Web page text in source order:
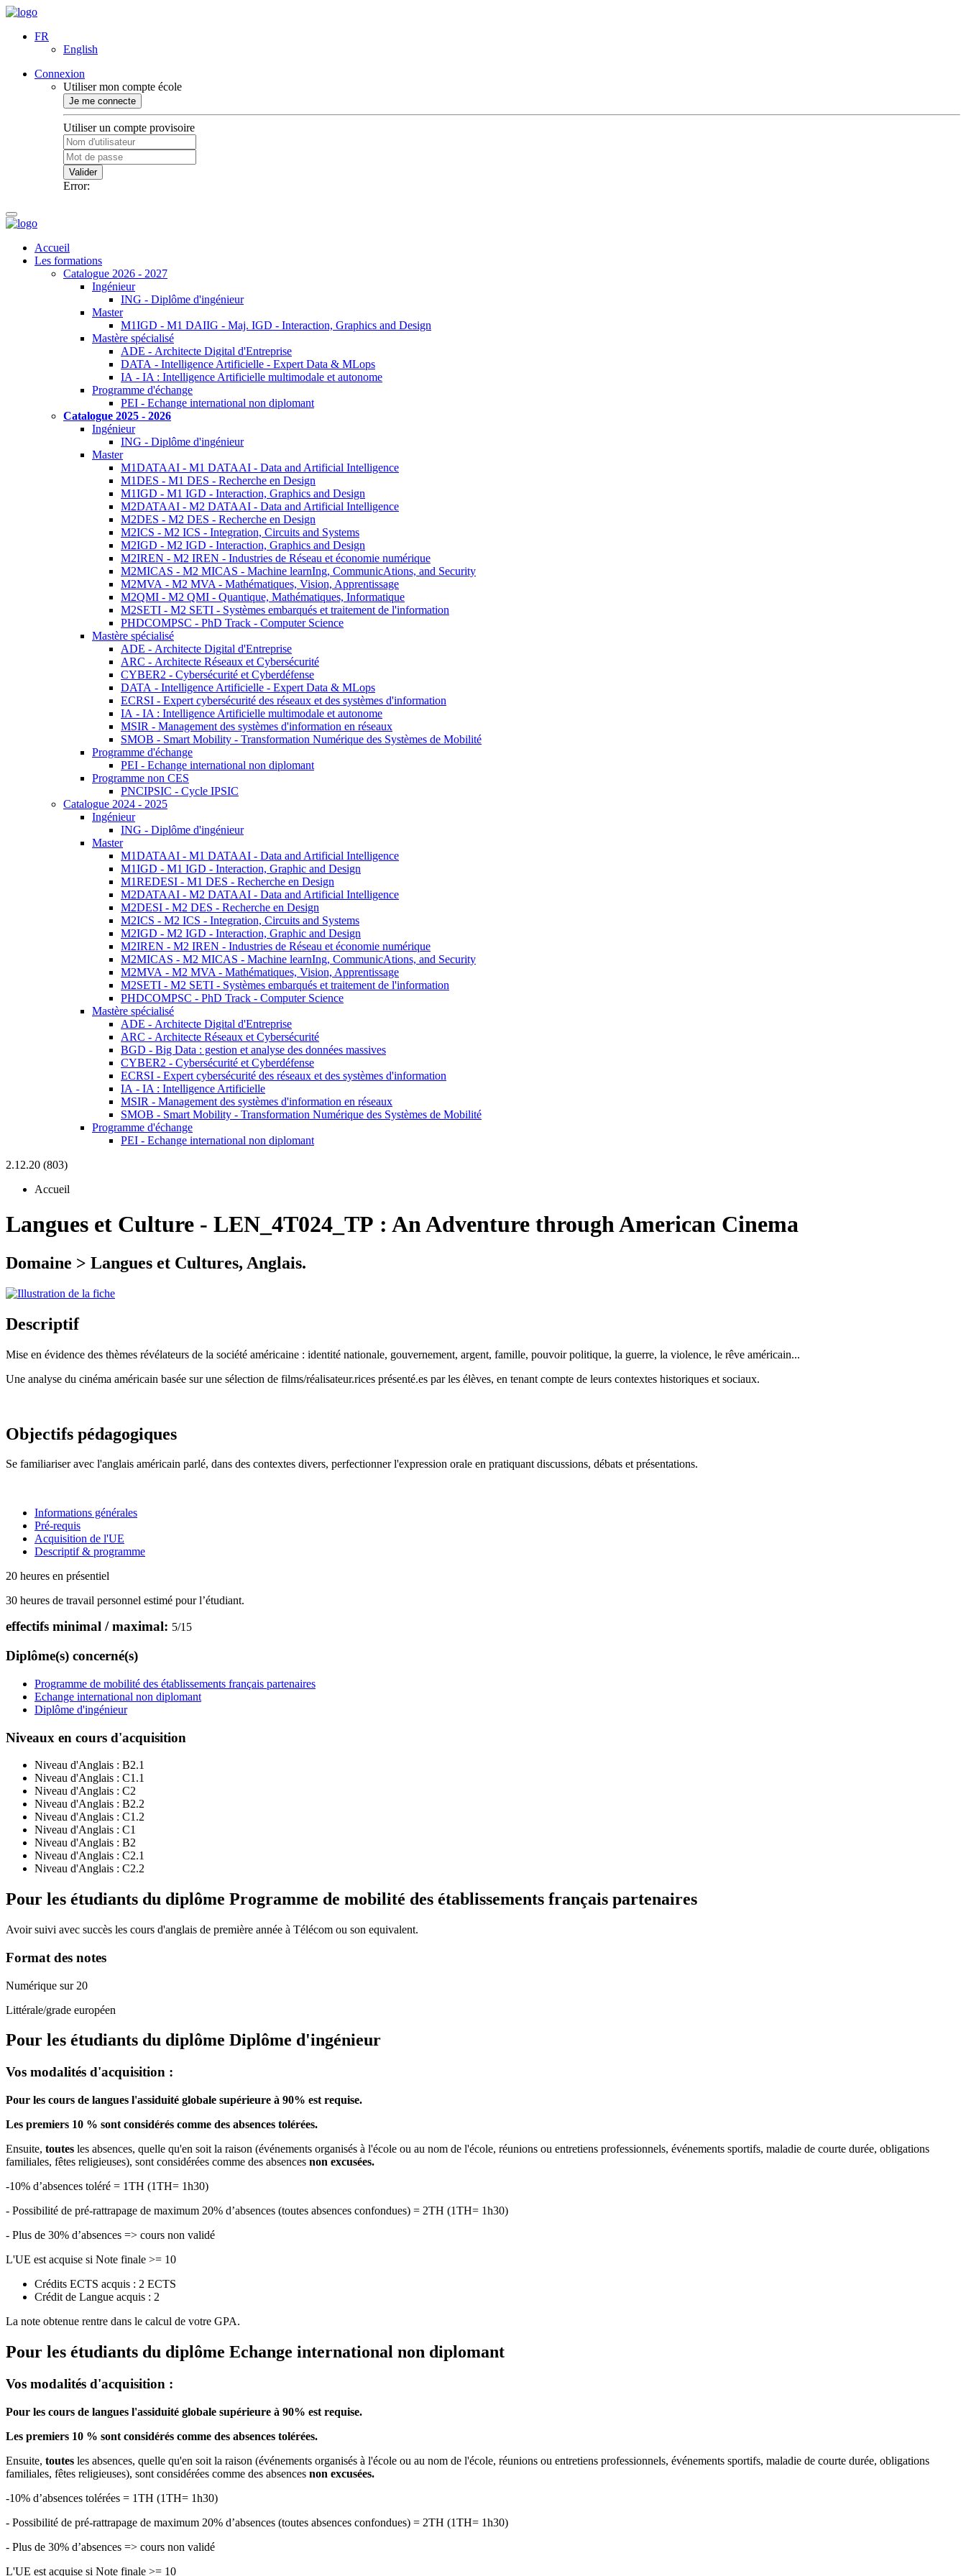
FR
English
Connexion
Utiliser mon compte école
Je me connecte
Utiliser un compte provisoire
Valider
Error:
Accueil
Les formations
Catalogue 2026 - 2027
Ingénieur
ING - Diplôme d'ingénieur
Master
M1IGD - M1 DAIIG - Maj. IGD - Interaction, Graphics and Design
Mastère spécialisé
ADE - Architecte Digital d'Entreprise
DATA - Intelligence Artificielle - Expert Data & MLops
IA - IA : Intelligence Artificielle multimodale et autonome
Programme d'échange
PEI - Echange international non diplomant
Catalogue 2025 - 2026
Ingénieur
ING - Diplôme d'ingénieur
Master
M1DATAAI - M1 DATAAI - Data and Artificial Intelligence
M1DES - M1 DES - Recherche en Design
M1IGD - M1 IGD - Interaction, Graphics and Design
M2DATAAI - M2 DATAAI - Data and Artificial Intelligence
M2DES - M2 DES - Recherche en Design
M2ICS - M2 ICS - Integration, Circuits and Systems
M2IGD - M2 IGD - Interaction, Graphics and Design
M2IREN - M2 IREN - Industries de Réseau et économie numérique
M2MICAS - M2 MICAS - Machine learnIng, CommunicAtions, and Security
M2MVA - M2 MVA - Mathématiques, Vision, Apprentissage
M2QMI - M2 QMI - Quantique, Mathématiques, Informatique
M2SETI - M2 SETI - Systèmes embarqués et traitement de l'information
PHDCOMPSC - PhD Track - Computer Science
Mastère spécialisé
ADE - Architecte Digital d'Entreprise
ARC - Architecte Réseaux et Cybersécurité
CYBER2 - Cybersécurité et Cyberdéfense
DATA - Intelligence Artificielle - Expert Data & MLops
ECRSI - Expert cybersécurité des réseaux et des systèmes d'information
IA - IA : Intelligence Artificielle multimodale et autonome
MSIR - Management des systèmes d'information en réseaux
SMOB - Smart Mobility - Transformation Numérique des Systèmes de Mobilité
Programme d'échange
PEI - Echange international non diplomant
Programme non CES
PNCIPSIC - Cycle IPSIC
Catalogue 2024 - 2025
Ingénieur
ING - Diplôme d'ingénieur
Master
M1DATAAI - M1 DATAAI - Data and Artificial Intelligence
M1IGD - M1 IGD - Interaction, Graphic and Design
M1REDESI - M1 DES - Recherche en Design
M2DATAAI - M2 DATAAI - Data and Artificial Intelligence
M2DESI - M2 DES - Recherche en Design
M2ICS - M2 ICS - Integration, Circuits and Systems
M2IGD - M2 IGD - Interaction, Graphic and Design
M2IREN - M2 IREN - Industries de Réseau et économie numérique
M2MICAS - M2 MICAS - Machine learnIng, CommunicAtions, and Security
M2MVA - M2 MVA - Mathématiques, Vision, Apprentissage
M2SETI - M2 SETI - Systèmes embarqués et traitement de l'information
PHDCOMPSC - PhD Track - Computer Science
Mastère spécialisé
ADE - Architecte Digital d'Entreprise
ARC - Architecte Réseaux et Cybersécurité
BGD - Big Data : gestion et analyse des données massives
CYBER2 - Cybersécurité et Cyberdéfense
ECRSI - Expert cybersécurité des réseaux et des systèmes d'information
IA - IA : Intelligence Artificielle
MSIR - Management des systèmes d'information en réseaux
SMOB - Smart Mobility - Transformation Numérique des Systèmes de Mobilité
Programme d'échange
PEI - Echange international non diplomant
2.12.20 (803)
Accueil
Langues et Culture - LEN_4T024_TP : An Adventure through American Cinema
Domaine > Langues et Cultures, Anglais.
Descriptif
Mise en évidence des thèmes révélateurs de la société américaine : identité nationale, gouvernement, argent, famille, pouvoir politique, la guerre, la violence, le rêve américain...
Une analyse du cinéma américain basée sur une sélection de films/réalisateur.rices présenté.es par les élèves, en tenant compte de leurs contextes historiques et sociaux.
Objectifs pédagogiques
Se familiariser avec l'anglais américain parlé, dans des contextes divers, perfectionner l'expression orale en pratiquant discussions, débats et présentations.
Informations générales
Pré-requis
Acquisition de l'UE
Descriptif & programme
20 heures en présentiel
30 heures de travail personnel estimé pour l’étudiant.
effectifs minimal / maximal: 5/15
Diplôme(s) concerné(s)
Programme de mobilité des établissements français partenaires
Echange international non diplomant
Diplôme d'ingénieur
Niveaux en cours d'acquisition
Niveau d'Anglais : B2.1
Niveau d'Anglais : C1.1
Niveau d'Anglais : C2
Niveau d'Anglais : B2.2
Niveau d'Anglais : C1.2
Niveau d'Anglais : C1
Niveau d'Anglais : B2
Niveau d'Anglais : C2.1
Niveau d'Anglais : C2.2
Pour les étudiants du diplôme Programme de mobilité des établissements français partenaires
Avoir suivi avec succès les cours d'anglais de première année à Télécom ou son equivalent.
Format des notes
Numérique sur 20
Littérale/grade européen
Pour les étudiants du diplôme Diplôme d'ingénieur
Vos modalités d'acquisition :
Pour les cours de langues l'assiduité globale supérieure à 90% est requise.
Les premiers 10 % sont considérés comme des absences tolérées.
Ensuite, toutes les absences, quelle qu'en soit la raison (événements organisés à l'école ou au nom de l'école, réunions ou entretiens professionnels, événements sportifs, maladie de courte durée, obligations
familiales, fêtes religieuses), sont considérées comme des absences non excusées.
-10% d’absences toléré = 1TH (1TH= 1h30)
- Possibilité de pré-rattrapage de maximum 20% d’absences (toutes absences confondues) = 2TH (1TH= 1h30)
- Plus de 30% d’absences => cours non validé
L'UE est acquise si Note finale >= 10
Crédits ECTS acquis : 2 ECTS
Crédit de Langue acquis : 2
La note obtenue rentre dans le calcul de votre GPA.
Pour les étudiants du diplôme Echange international non diplomant
Vos modalités d'acquisition :
Pour les cours de langues l'assiduité globale supérieure à 90% est requise.
Les premiers 10 % sont considérés comme des absences tolérées.
Ensuite, toutes les absences, quelle qu'en soit la raison (événements organisés à l'école ou au nom de l'école, réunions ou entretiens professionnels, événements sportifs, maladie de courte durée, obligations
familiales, fêtes religieuses), sont considérées comme des absences non excusées.
-10% d’absences tolérées = 1TH (1TH= 1h30)
- Possibilité de pré-rattrapage de maximum 20% d’absences (toutes absences confondues) = 2TH (1TH= 1h30)
- Plus de 30% d’absences => cours non validé
L'UE est acquise si Note finale >= 10